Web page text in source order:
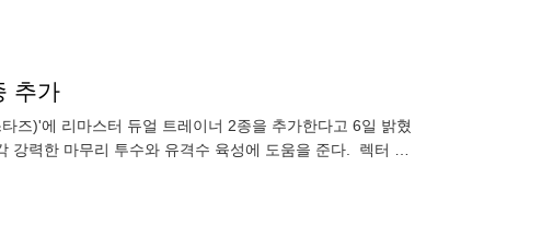
추가
즈)'에 리마스터 듀얼 트레이너 2종을 추가한다고 6일 밝혔
력한 마무리 투수와 유격수 육성에 도움을 준다. 렉터 연